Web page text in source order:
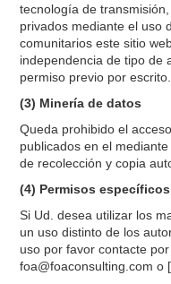
tecnología de
privados mediante el uso
comunitarios este sitio
independencia de tipo de
permiso previo por escrito.
(3) Minería de datos
Queda prohibido el
publicados en el
de recolección y copia
(4) Permisos específicos
Si Ud. desea utilizar los
un uso distinto de los
uso por favor contacte
foa@foaconsulting.com o